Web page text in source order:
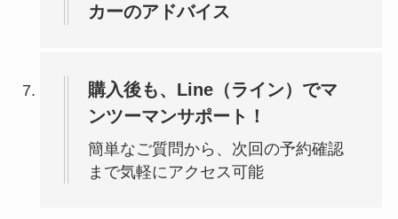
カーのアドバイス
購入後も、Line（ライン）でマ
ンツーマンサポート！
簡単なご質問から、次回の予約確認
まで気軽にアクセス可能